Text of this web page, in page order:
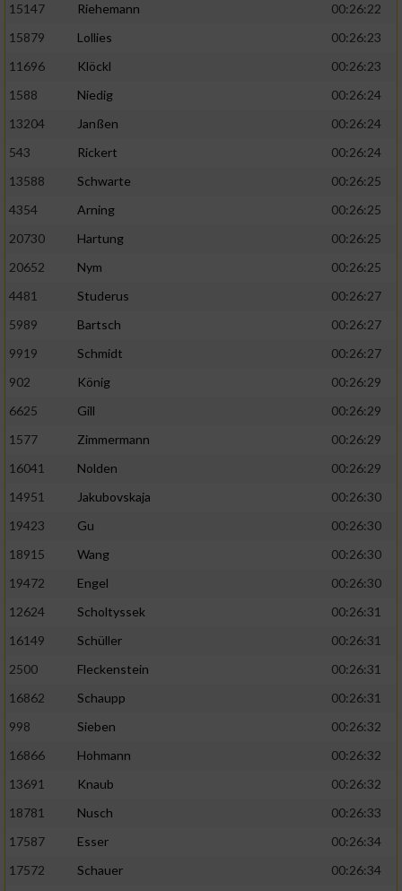
15147
Riehemann
00:26:22
15879
Lollies
00:26:23
11696
Klöckl
00:26:23
1588
Niedig
00:26:24
13204
Janßen
00:26:24
543
Rickert
00:26:24
13588
Schwarte
00:26:25
4354
Arning
00:26:25
20730
Hartung
00:26:25
20652
Nym
00:26:25
4481
Studerus
00:26:27
5989
Bartsch
00:26:27
9919
Schmidt
00:26:27
902
König
00:26:29
6625
Gill
00:26:29
1577
Zimmermann
00:26:29
16041
Nolden
00:26:29
14951
Jakubovskaja
00:26:30
19423
Gu
00:26:30
18915
Wang
00:26:30
19472
Engel
00:26:30
12624
Scholtyssek
00:26:31
16149
Schüller
00:26:31
2500
Fleckenstein
00:26:31
16862
Schaupp
00:26:31
998
Sieben
00:26:32
16866
Hohmann
00:26:32
13691
Knaub
00:26:32
18781
Nusch
00:26:33
17587
Esser
00:26:34
17572
Schauer 00:26:34